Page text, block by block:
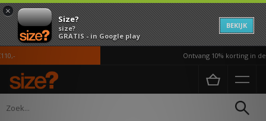
×
Size?
size?
GRATIS - in Google play
BEKIJK
Ontvang 10% korting in de APP*
Home Home Grown